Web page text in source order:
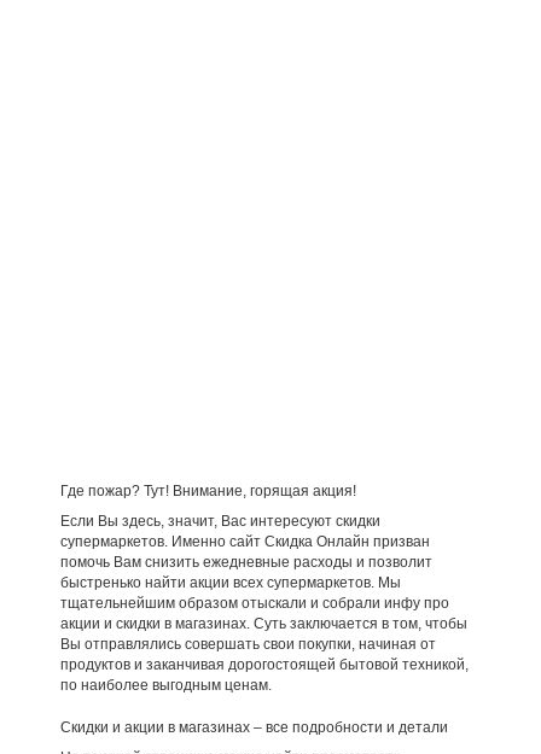
Где пожар? Тут! Внимание, горящая акция!
Если Вы здесь, значит, Вас интересуют скидки
супермаркетов. Именно сайт Скидка Онлайн призван
помочь Вам снизить ежедневные расходы и позволит
быстренько найти акции всех супермаркетов. Мы
тщательнейшим образом отыскали и собрали инфу про
акции и скидки в магазинах. Суть заключается в том, чтобы
Вы отправлялись совершать свои покупки, начиная от
продуктов и заканчивая дорогостоящей бытовой техникой,
по наиболее выгодным ценам.
Скидки и акции в магазинах – все подробности и детали